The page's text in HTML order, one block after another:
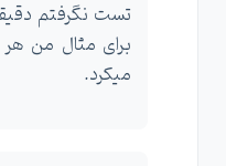
تست نگرفتم
میکرد.